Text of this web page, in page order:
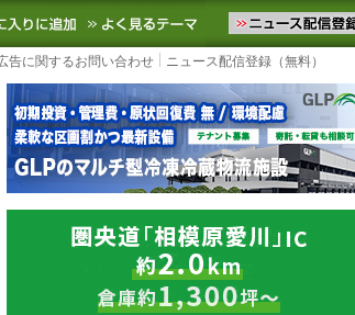
の物流ニュースをお届けします。物流ニ
お気に入りに追加 よく見るテーマ
告に関するお問い合わせ ニュース配信登録（無料）